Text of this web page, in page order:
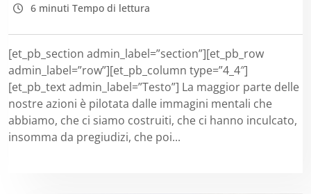
6 minuti Tempo di lettura
[et_pb_section admin_label=”section”][et_pb_row
admin_label=”row”][et_pb_column type=”4_4″]
[et_pb_text admin_label=”Testo”] La maggior parte delle
nostre azioni è pilotata dalle immagini mentali che
abbiamo, che ci siamo costruiti, che ci hanno inculcato,
insomma da pregiudizi, che poi...